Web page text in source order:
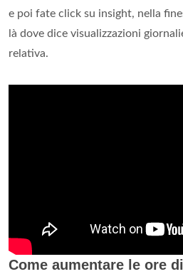
e poi fate click su insight, nella
là dove dice visualizzazioni
relativa.
Come aumentare le ore